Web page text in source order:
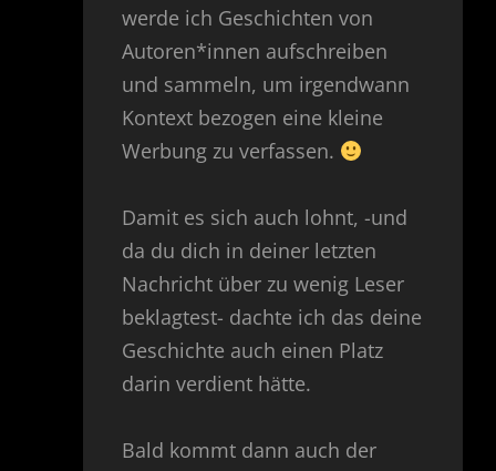
werde ich Geschichten von
Autoren*innen aufschreiben
und sammeln, um irgendwann
Kontext bezogen eine kleine
Werbung zu verfassen.
Damit es sich auch lohnt, -und
da du dich in deiner letzten
Nachricht über zu wenig Leser
beklagtest- dachte ich das deine
Geschichte auch einen Platz
darin verdient hätte.
Bald kommt dann auch der